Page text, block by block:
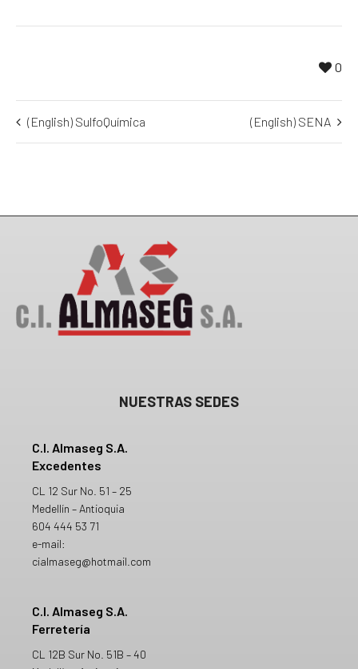
0
(English) SulfoQuímica (English) SENA
NUESTRAS SEDES
C.I. Almaseg S.A.
Excedentes
CL 12 Sur No. 51 – 25
Medellín – Antioquia
604 444 53 71
e-mail:
cialmaseg@hotmail.com
C.I. Almaseg S.A.
Ferretería
CL 12B Sur No. 51B – 40